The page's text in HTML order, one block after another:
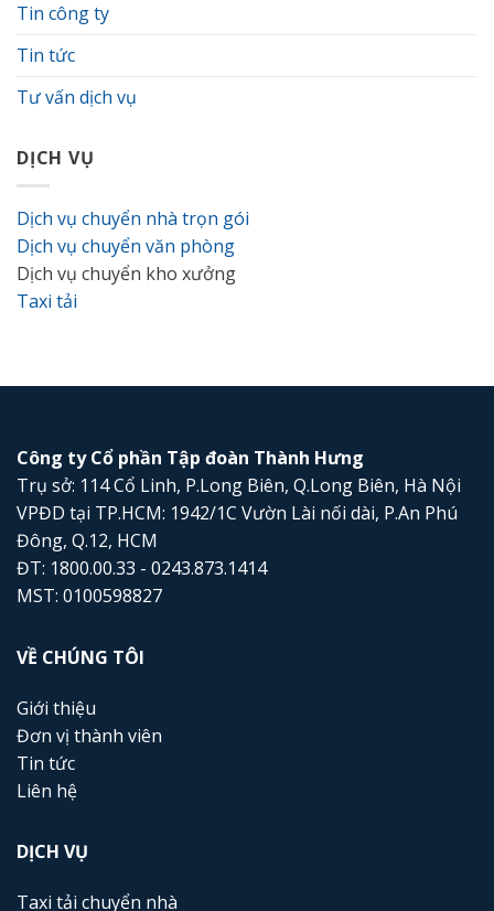
Tin công ty
Tin tức
Tư vấn dịch vụ
DỊCH VỤ
Dịch vụ chuyển nhà trọn gói
Dịch vụ chuyển văn phòng
Dịch vụ chuyển kho xưởng
Taxi tải
Công ty Cổ phần Tập đoàn Thành Hưng
Trụ sở: 114 Cổ Linh, P.Long Biên, Q.Long Biên, Hà Nội
VPĐD tại TP.HCM: 1942/1C Vườn Lài nối dài, P.An Phú
Đông, Q.12, HCM
ĐT: 1800.00.33 - 0243.873.1414
MST: 0100598827
VỀ CHÚNG TÔI
Giới thiệu
Đơn vị thành viên
Tin tức
Liên hệ
DỊCH VỤ
Taxi tải chuyển nhà